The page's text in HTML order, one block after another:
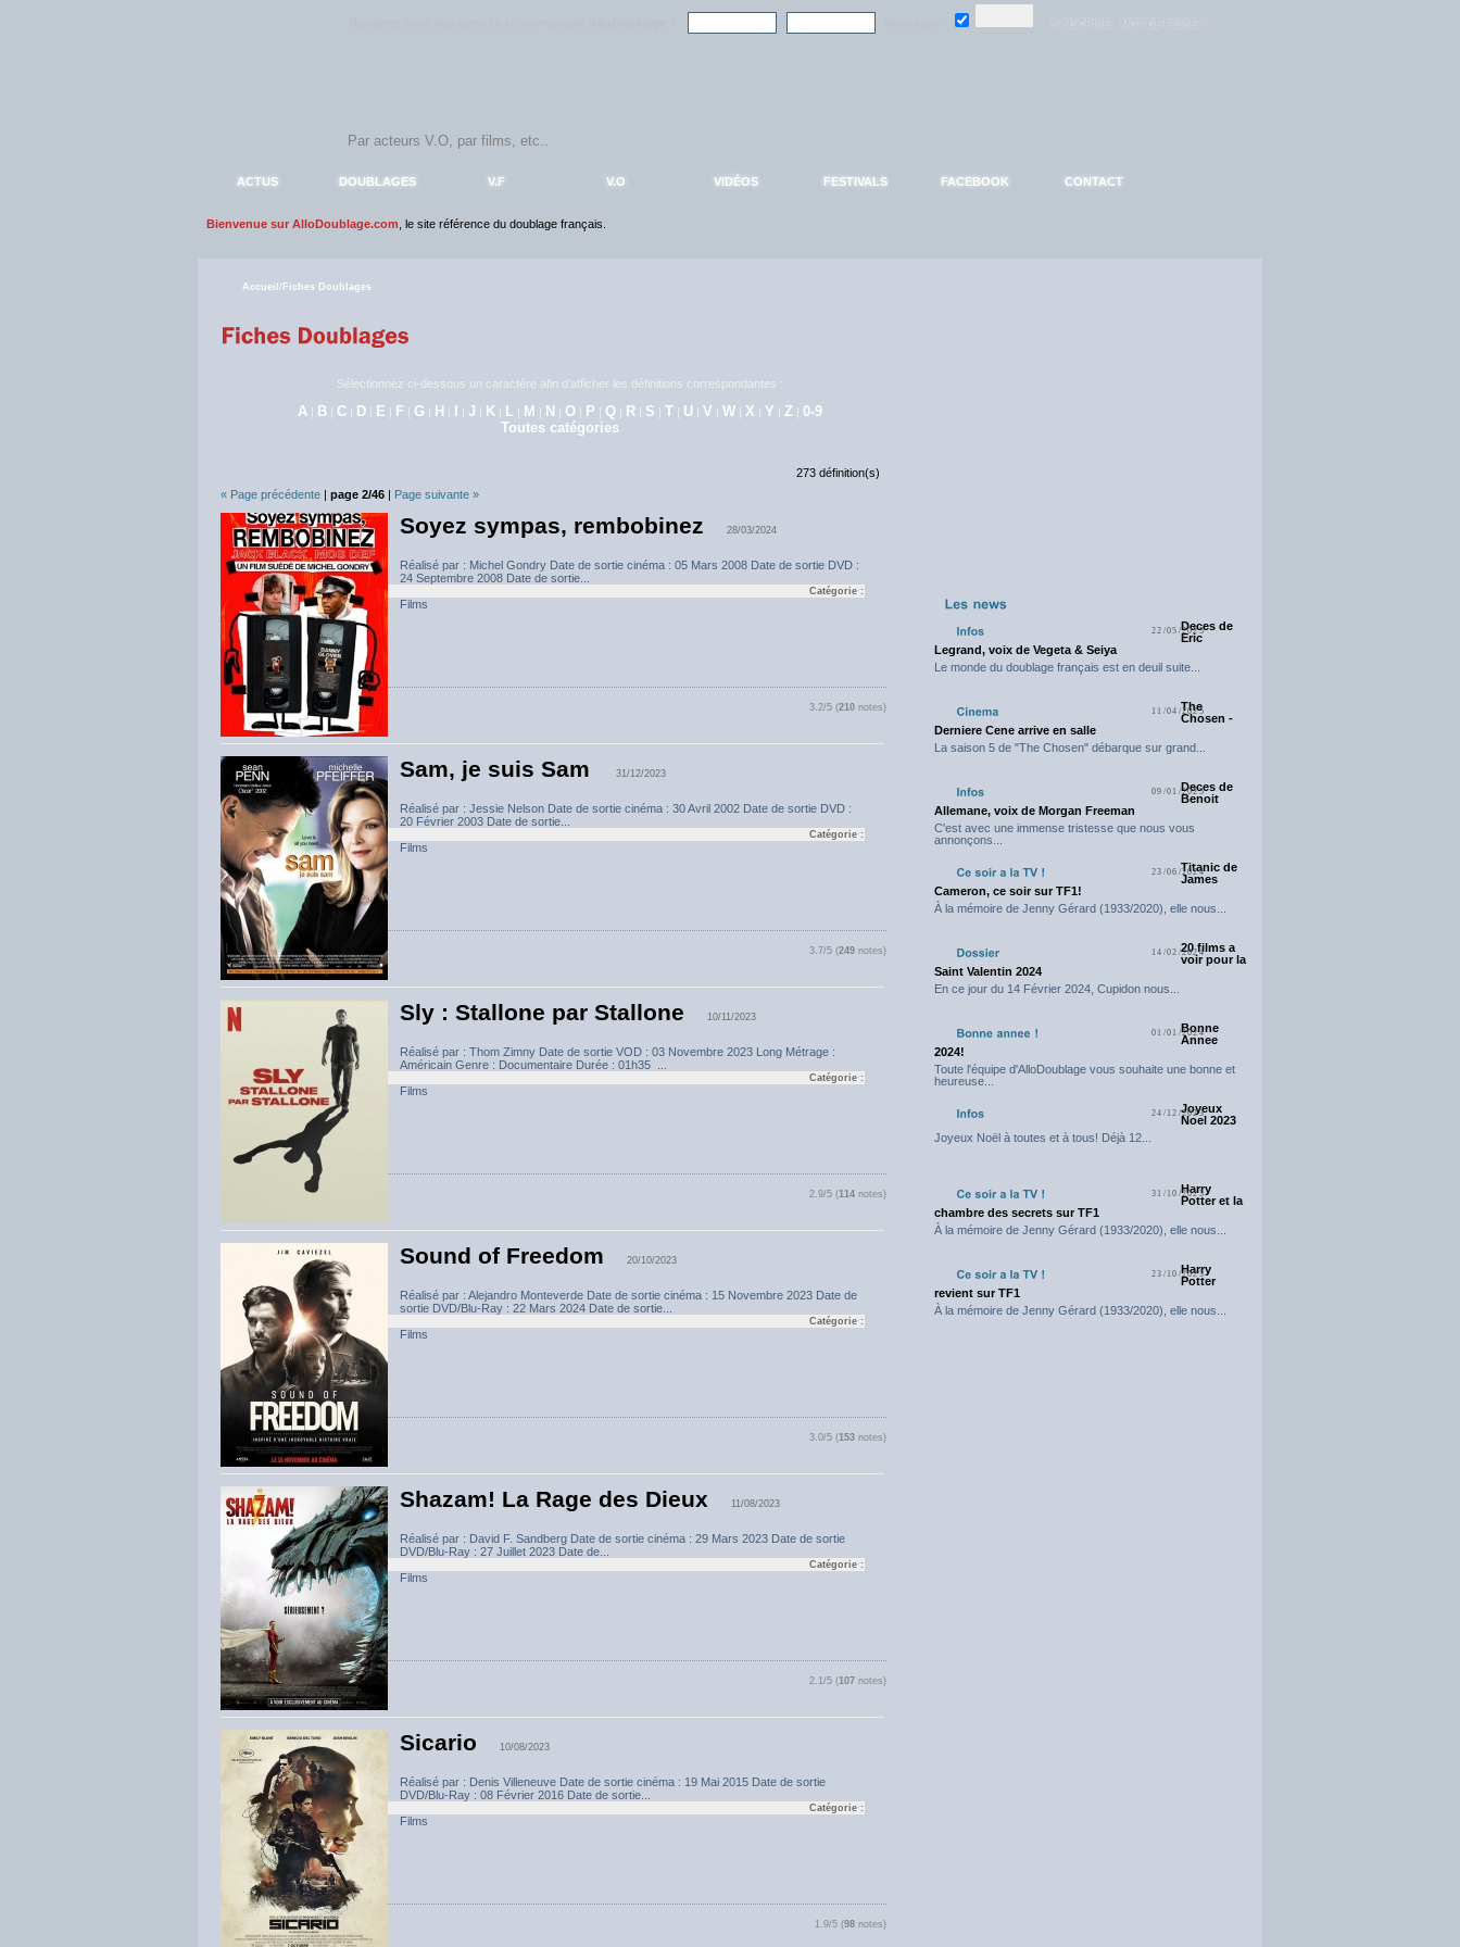
ACTUS DOUBLAGES V.F V.O VIDÉOS FESTIVALS FACEBOOK CONTACT
Bienvenue sur AlloDoublage.com , le site référence du doublage français.
Accueil / Fiches Doublages
Sélectionnez ci-dessous un caractère afin d'afficher les définitions correspondantes :
A | B | C | D | E | F | G | H | I |J | K | L | M | N | O | P | Q | R | S | T | U | V |W | X | Y | Z |0-9
Toutes catégories
273 définition(s)
« Page précédente | page 2/46 | Page suivante »
Soyez sympas, rembobinez 28/03/2024
Réalisé par : Michel Gondry Date de sortie cinéma : 05 Mars 2008 Date de sortie DVD :
24 Septembre 2008 Date de sortie...
Catégorie :
Films
3.2/5 (210notes)
Sam, je suis Sam 31/12/2023
Réalisé par : Jessie Nelson Date de sortie cinéma : 30 Avril 2002 Date de sortie DVD :
20 Février 2003 Date de sortie...
Catégorie :
Films
3.7/5 (249notes)
Sly : Stallone par Stallone 10/11/2023
Réalisé par : Thom Zimny Date de sortie VOD : 03 Novembre 2023 Long Métrage :
Américain Genre : Documentaire Durée : 01h35 ...
Catégorie :
Films
2.9/5 (114notes)
Sound of Freedom 20/10/2023
Réalisé par : Alejandro Monteverde Date de sortie cinéma : 15 Novembre 2023 Date de
sortie DVD/Blu-Ray : 22 Mars 2024 Date de sortie...
Catégorie :
Films
3.0/5 (153notes)
Shazam! La Rage des Dieux 11/08/2023
Réalisé par : David F. Sandberg Date de sortie cinéma : 29 Mars 2023 Date de sortie
DVD/Blu-Ray : 27 Juillet 2023 Date de...
Catégorie :
Films
2.1/5 (107notes)
Sicario 10/08/2023
Réalisé par : Denis Villeneuve Date de sortie cinéma : 19 Mai 2015 Date de sortie
DVD/Blu-Ray : 08 Février 2016 Date de sortie...
Catégorie :
Films
1.9/5 (98notes)
22/05/2025Deces de
Eric
Legrand, voix de Vegeta & Seiya
Le monde du doublage français est en deuil suite...
11/04/2025
The
Chosen -
Derniere Cene arrive en salle
La saison 5 de "The Chosen" débarque sur grand...
09/01/2025Deces de
Benoit
Allemane, voix de Morgan Freeman
C'est avec une immense tristesse que nous vous
annonçons...
23/06/2024Titanic de
James
Cameron, ce soir sur TF1!
À la mémoire de Jenny Gérard (1933/2020), elle nous...
14/02/202420 films a
voir pour la
Saint Valentin 2024
En ce jour du 14 Février 2024, Cupidon nous...
01/01/2024
Bonne
Annee
2024!
Toute l'équipe d'AlloDoublage vous souhaite une bonne et
heureuse...
24/12/2023
Joyeux
Noel 2023
Joyeux Noël à toutes et à tous! Déjà 12...
31/10/2023
Harry
Potter et la
chambre des secrets sur TF1
À la mémoire de Jenny Gérard (1933/2020), elle nous...
23/10/2023
Harry
Potter
revient sur TF1
À la mémoire de Jenny Gérard (1933/2020), elle nous...